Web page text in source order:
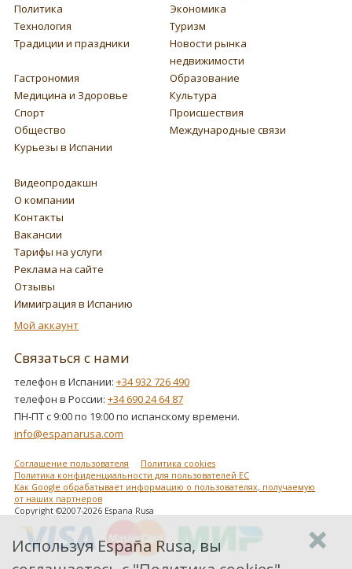
Политика
Экономика
Технология
Туризм
Традиции и праздники
Новости рынка
недвижимости
Гастрономия
Образование
Медицина и Здоровье
Культура
Спорт
Происшествия
Общество
Международные связи
Курьезы в Испании
Видеопродакшн
О компании
Контакты
Вакансии
Тарифы на услуги
Реклама на сайте
Отзывы
Иммиграция в Испанию
Мой аккаунт
Связаться с нами
телефон в Испании: +34 932 726 490
телефон в России: +34 690 24 64 87
ПН-ПТ с 9:00 по 19:00 по испанскому времени.
info@espanarusa.com
Соглашение пользователя
Политика cookies
Политика конфиденциальности для пользователей ЕС
Как Google обрабатывает информацию о пользователях, получаемую
от наших партнеров
Copyright ©2007-2026 Espana Rusa
Используя España Rusa, вы